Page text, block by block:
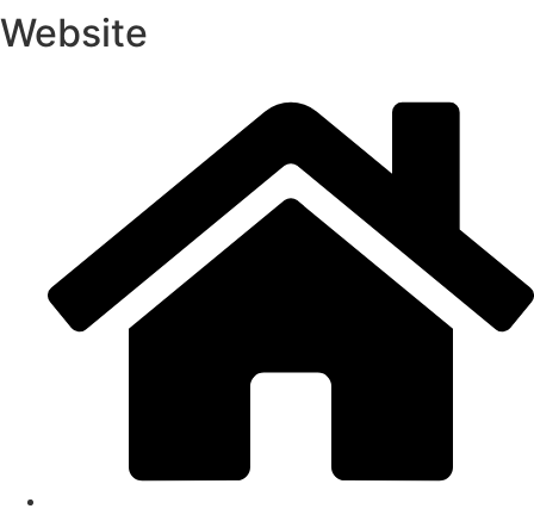
Website